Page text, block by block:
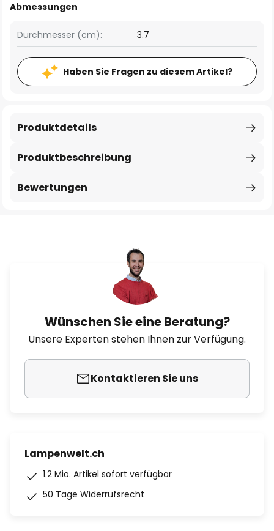
Abmessungen
Durchmesser (cm): 3.7
Haben Sie Fragen zu diesem Artikel?
Produktbeschreibung
Produktdetails
Bewertungen
Wünschen Sie eine Beratung?
Unsere Experten stehen Ihnen zur Verfügung.
Kontaktieren Sie uns
Lampenwelt.ch
1.2 Mio. Artikel sofort verfügbar
50 Tage Widerrufsrecht